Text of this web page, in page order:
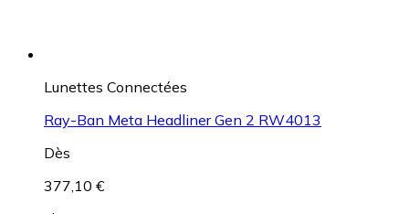
Lunettes Connectées
Ray-Ban Meta Headliner Gen 2 RW4013
Dès
377,10 €